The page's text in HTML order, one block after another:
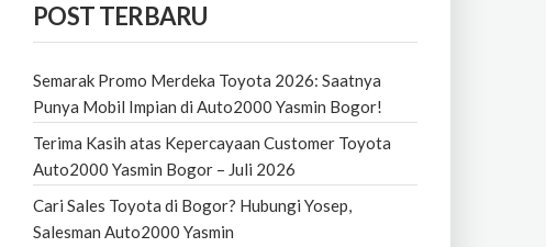
POST TERBARU
Semarak Promo Merdeka Toyota 2026: Saatnya
Punya Mobil Impian di Auto2000 Yasmin Bogor!
Terima Kasih atas Kepercayaan Customer Toyota
Auto2000 Yasmin Bogor – Juli 2026
Cari Sales Toyota di Bogor? Hubungi Yosep,
Salesman Auto2000 Yasmin